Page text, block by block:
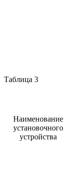
Таблица 3
Наименование
установочного
устройства